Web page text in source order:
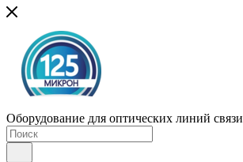
Оборудование для оптических линий связи